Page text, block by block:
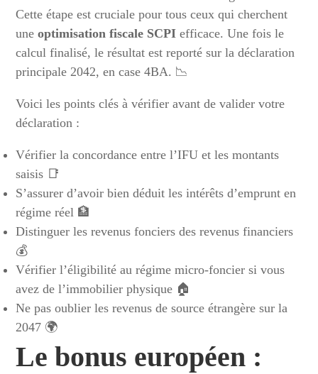
Cette étape est cruciale pour tous ceux qui cherchent
uneoptimisation fiscale SCPI efficace. Une fois le
calcul finalisé, le résultat est reporté sur la déclaration
principale 2042, en case 4BA. 📉
Voici les points clés à vérifier avant de valider votre
déclaration :
Vérifier la concordance entre l’IFU et les montants
saisis 📑
S’assurer d’avoir bien déduit les intérêts d’emprunt en
régime réel 🏦
Distinguer les revenus fonciers des revenus financiers
💰
Vérifier l’éligibilité au régime micro-foncier si vous
avez de l’immobilier physique 🏠
Ne pas oublier les revenus de source étrangère sur la
2047 🌍
Le bonus européen :